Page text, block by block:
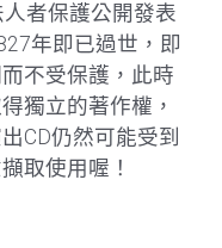
者保護公開發表
年即已過世，即
不受保護，此時
獨立的著作權，
CD仍然可能受到
取使用喔！